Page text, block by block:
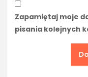
Zapamiętaj moje
pisania kolejnych